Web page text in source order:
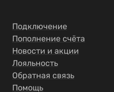
Подключение
Пополнение счёта
Новости и акции
Лояльность
Обратная связь
Помощь